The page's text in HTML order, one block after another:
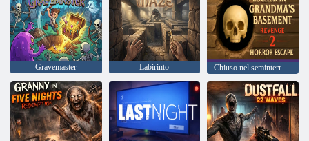
Gravemaster Labirinto Chiuso nel seminterrato della nonna Revenge 2 Horror Escape